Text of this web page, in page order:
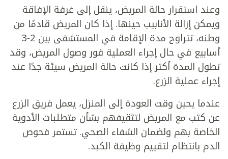
وعند استقرار حالة المريض، ينقل إلى غرفة الإفاقة
ويمكن إزالة الأنابيب حينها. إذا كان المريض قادمًا من
وطنه، تتراوح مدة الإقامة في المستشفى بين 2-3
أسابيع في حال إجراء العملية فور وصول المريض، وقد
تطول المدة أكثر إذا كانت حالة المريض سيئة جدًا عند
إجراء عملية الزرع.
عندما يحين وقت العودة إلى المنزل، يعمل فريق الزرع
عن كثب مع المريض لتثقيفهم بشأن متطلبات الأدوية
الخاصة بهم ولضمان الشفاء الصحي. تستمر فحوص
الدم بانتظام لتقييم وظيفة الكبد.